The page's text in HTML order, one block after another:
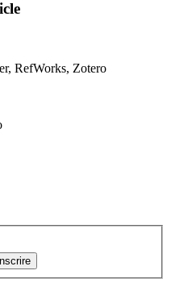
RefWorks, Zotero